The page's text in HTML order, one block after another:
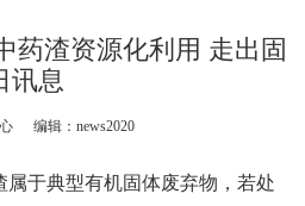
药渣资源化利用 走出固
讯息
编辑：news2020
于典型有机固体废弃物，若处